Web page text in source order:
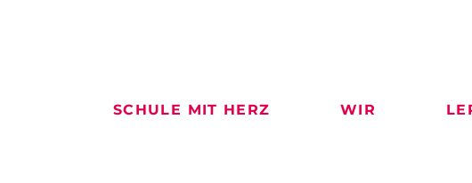
SCHULE MIT HERZ WIR